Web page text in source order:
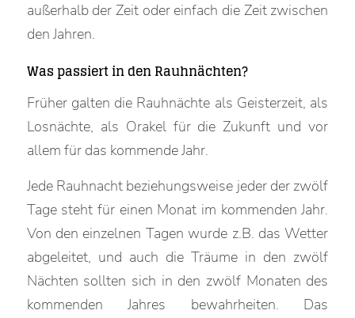
außerhalb der Zeit oder einfach die Zeit zwischen
den Jahren.
Was passiert in den Rauhnächten?
Früher galten die Rauhnächte als Geisterzeit, als
Losnächte, als Orakel für die Zukunft und vor
allem für das kommende Jahr.
Jede Rauhnacht beziehungsweise jeder der zwölf
Tage steht für einen Monat im kommenden Jahr.
Von den einzelnen Tagen wurde z.B. das Wetter
abgeleitet, und auch die Träume in den zwölf
Nächten sollten sich in den zwölf Monaten des
kommenden Jahres bewahrheiten. Das